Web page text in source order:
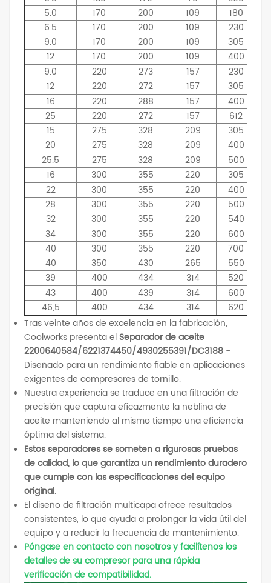
5.0
170 200 109
180
6.5
170 200 109
230
9.0
170 200 109
305
12
170 200 109
400
9.0
220 273 157
230
12
220 272 157
305
16
220 288 157
400
25
220 272 157
612
15
275 328 209
305
20
275 328 209
400
25.5
275 328 209
500
16
300 355 220
305
22
300 355 220
400
28
300 355 220
500
32
300 355 220
540
34
300 355 220
600
40
300 355 220
700
40
350 430 265
550
39
400 434 314
520
43
400 439 314
600
46,5
400 434 314
620
Tras veinte años de excelencia en la fabricación,
Coolworks presenta el Separador de aceite
2200640584/6221374450/4930255391/DC3188 -
Diseñado para un rendimiento fiable en aplicaciones
exigentes de compresores de tornillo.
Nuestra experiencia se traduce en una filtración de
precisión que captura eficazmente la neblina de
aceite manteniendo al mismo tiempo una eficiencia
óptima del sistema.
Estos separadores se someten a rigurosas pruebas
de calidad, lo que garantiza un rendimiento duradero
que cumple con las especificaciones del equipo
original.
El diseño de filtración multicapa ofrece resultados
consistentes, lo que ayuda a prolongar la vida útil del
equipo y a reducir la frecuencia de mantenimiento.
Póngase en contacto con nosotros y facilítenos los
detalles de su compresor para una rápida
verificación de compatibilidad.